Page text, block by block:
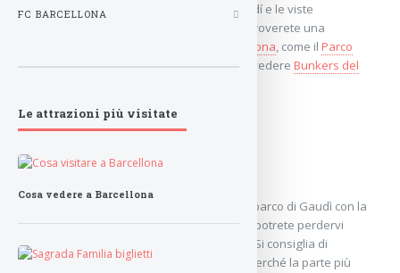
mosaici colorati, l'architettura unica di Gaudí e le viste
panoramiche sulla città. In questa pagina troverete una
Barcellona, come il Parco
della Ciutadella, ilParco di Montjuïce il belvedere Bunkers del
Parc Güell
. Il parco di Gaudì con la
salamandra e le panchine a mosaico. Non potrete perdervi
questo parco durante la gita a Barcellona. Si consiglia di
prenotare iParc Güell biglietti
in anticipo, perché la parte più
FC BARCELLONA
Le attrazioni più visitate
Cosa vedere a Barcellona